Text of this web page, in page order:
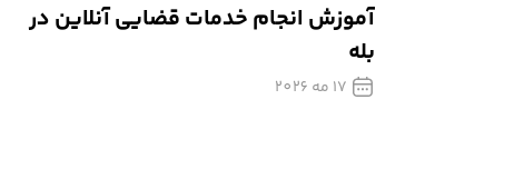
آموزش انجام خدمات قضایی آنلاین در
بله
17 مه 2026